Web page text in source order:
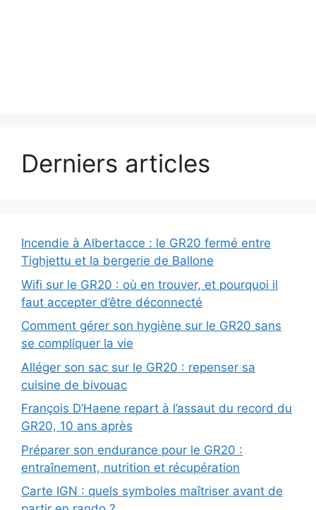
Derniers articles
Incendie à Albertacce : le GR20 fermé entre
Tighjettu et la bergerie de Ballone
Wifi sur le GR20 : où en trouver, et pourquoi il
faut accepter d’être déconnecté
Comment gérer son hygiène sur le GR20 sans
se compliquer la vie
Alléger son sac sur le GR20 : repenser sa
cuisine de bivouac
François D’Haene repart à l’assaut du record du
GR20, 10 ans après
Préparer son endurance pour le GR20 :
entraînement, nutrition et récupération
Carte IGN : quels symboles maîtriser avant de